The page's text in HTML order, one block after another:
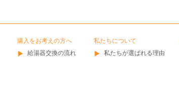
購入をお考えの方へ
給湯器交換の流れ
私たちについて
私たちが選ばれる理由